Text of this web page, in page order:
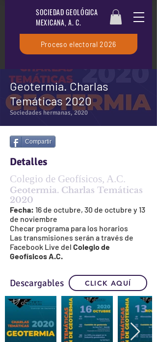
SOCIEDAD GEOLÓGICA
MEXICANA, A. C.
Proceso electoral 2026
Geotermia. Charlas
Temáticas 2020
Sociedades hermanas, 2020
Compartir
Detalles
Colegio de Geofísicos, A.C.
Geotermia. Charlas Temáticas
2020
Fecha: 16 de octubre, 30 de octubre y 13
de noviembre
Checar programa para los horarios
Las transmisiones serán a través de
Facebook Live del Colegio de
Geofísicos A.C.
Descargables CLICK AQUÍ